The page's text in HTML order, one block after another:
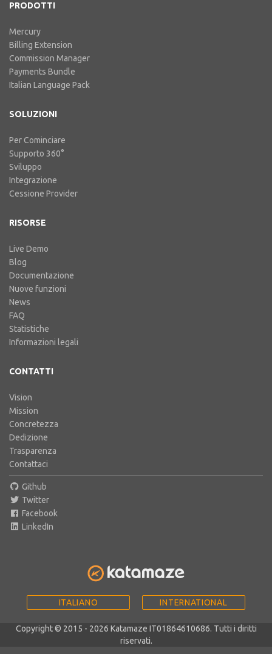
PRODOTTI
Mercury
Billing Extension
Commission Manager
Payments Bundle
Italian Language Pack
SOLUZIONI
Per Cominciare
Supporto 360°
Sviluppo
Integrazione
Cessione Provider
RISORSE
Live Demo
Blog
Documentazione
Nuove funzioni
News
FAQ
Statistiche
Informazioni legali
CONTATTI
Vision
Mission
Concretezza
Dedizione
Trasparenza
Contattaci
Github
Twitter
Facebook
LinkedIn
ITALIANO INTERNATIONAL
Copyright © 2015 - 2026 Katamaze IT01864610686. Tutti i diritti
riservati.